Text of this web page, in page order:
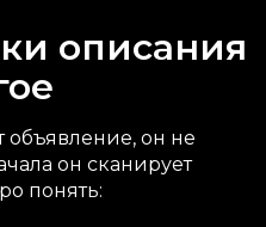
описания
объявление, он не
он сканирует
понять: